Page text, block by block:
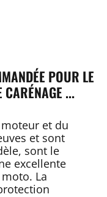
POUR LE
CARÉNAGE ...
et du
et sont
sont le
excellente
La